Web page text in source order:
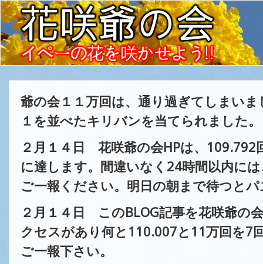
爺の会１１万回は、通り過ぎてしまい
１を並べたキリバンを当てられました。
２月１４日 花咲爺の会HPは、 109.792
に達します。間違いなく24時間以内に
ご一報ください。明日の朝まで待つと
２月１４日
このBLOG記事を花咲爺の
クセスがあり何と110.007と11万回を7
ご一報下さい。